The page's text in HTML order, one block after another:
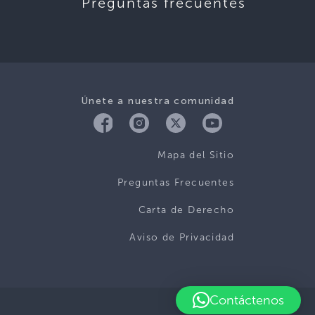
Contáctenos
Únete a nuestra comunidad
Mapa del Sitio
Preguntas Frecuentes
Carta de Derecho
Aviso de Privacidad